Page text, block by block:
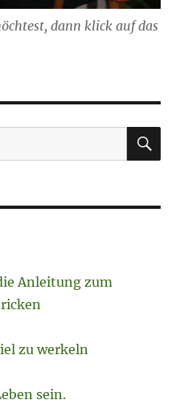
dann klick auf das
Anleitung zum
zu werkeln
sein.